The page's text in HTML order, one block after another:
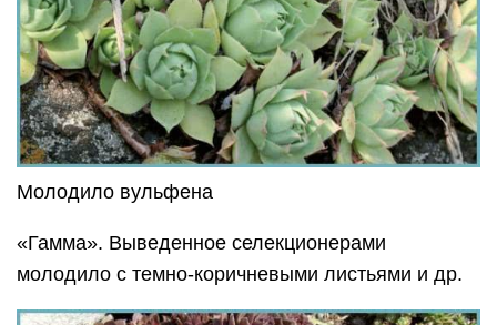
Молодило вульфена
«Гамма». Выведенное селекционерами
молодило с темно-коричневыми листьями и др.